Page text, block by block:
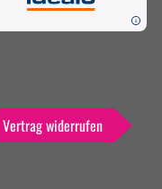
Vertrag widerrufen